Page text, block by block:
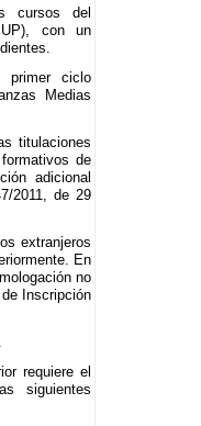
cursos del
con un
primer ciclo
Medias
titulaciones
de
adicional
2011, de 29
extranjeros
En
no
Inscripción
requiere el
siguientes